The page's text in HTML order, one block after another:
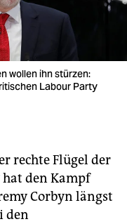
wollen ihn stürzen:
Labour Party
rechte Flügel der
den Kampf
Corbyn längst
den